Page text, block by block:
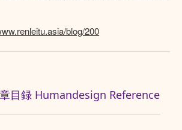
blog/200
目録 Humandesign Reference